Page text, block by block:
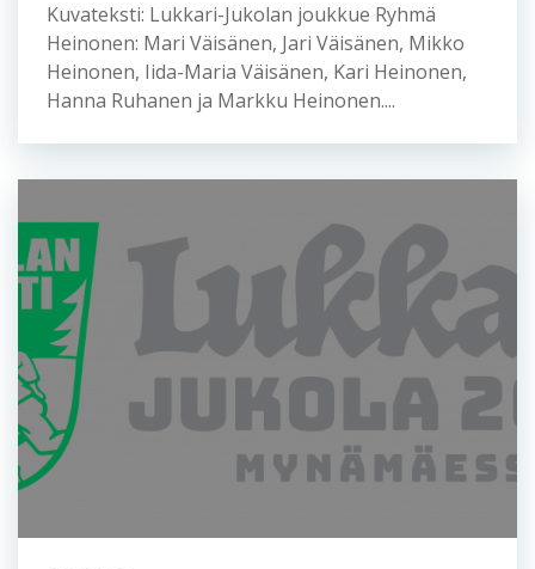
Kuvateksti: Lukkari-Jukolan joukkue Ryhmä
Heinonen: Mari Väisänen, Jari Väisänen, Mikko
Heinonen, Iida-Maria Väisänen, Kari Heinonen,
Hanna Ruhanen ja Markku Heinonen....